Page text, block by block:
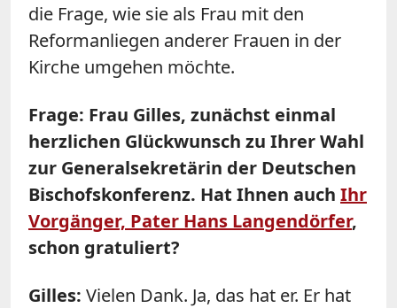
die Frage, wie sie als Frau mit den
Reformanliegen anderer Frauen in der
Kirche umgehen möchte.
Frage: Frau Gilles, zunächst einmal
herzlichen Glückwunsch zu Ihrer Wahl
zur Generalsekretärin der Deutschen
Bischofskonferenz. Hat Ihnen auch Ihr
Vorgänger, Pater Hans Langendörfer,
schon gratuliert?
Gilles: Vielen Dank. Ja, das hat er. Er hat